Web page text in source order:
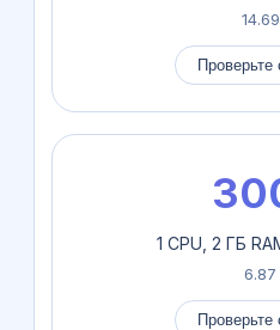
Проверьте
1 CPU, 2 ГБ
6.87
Проверьте